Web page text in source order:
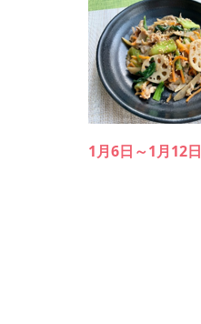
1月6日～1月12日